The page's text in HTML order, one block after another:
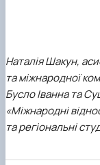
Наталія Шакун,
та міжнародної
Бусло Іванна та
«Міжнародні
та регіональні